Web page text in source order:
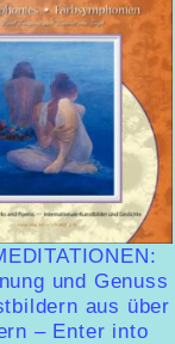
und Genuss
aus über
– Enter into